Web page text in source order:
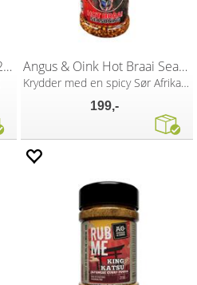
Angus & Oink Honey Chilli 240g Angus & Oink Hot Braai Seasoning 220g
Krydder med en spicy Sør Afrikansk tvist
199,-